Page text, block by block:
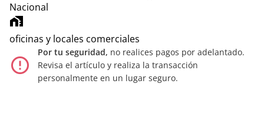
Nacional
home_work
oficinas y locales comerciales
error_outline
Por tu seguridad, no realices pagos por adelantado.
Revisa el artículo y realiza la transacción
personalmente en un lugar seguro.